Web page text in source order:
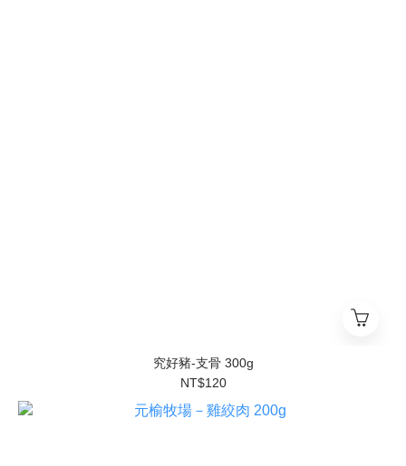
究好豬-支骨 300g
NT$120